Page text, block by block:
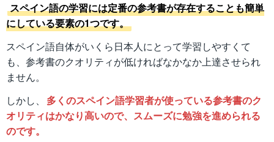
スペイン語の学習には定番の参考書が存在することも簡単
にしている要素の1つです。
スペイン語自体がいくら日本人にとって学習しやすくて
も、参考書のクオリティが低ければなかなか上達させられ
ません。
しかし、
多くのスペイン語学習者が使っている参考書のク
オリティはかなり高いので、スムーズに勉強を進められる
のです。